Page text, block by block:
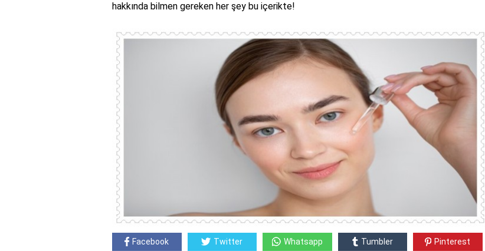
hakkında bilmen gereken her şey bu içerikte!
Facebook Twitter Whatsapp Tumbler Pinterest